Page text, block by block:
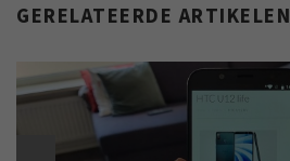
GERELATEERDE ARTIKELEN